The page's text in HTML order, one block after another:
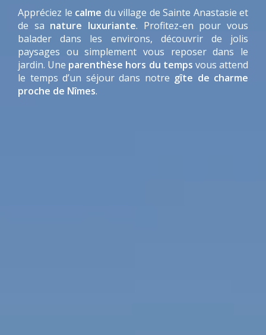
Appréciez le calme du village de Sainte Anastasie et
de sa nature luxuriante. Profitez-en pour vous
balader dans les environs, découvrir de jolis
paysages ou simplement vous reposer dans le
jardin. Une parenthèse hors du temps vous attend
le temps d’un séjour dans notre gîte de charme
proche de Nîmes.